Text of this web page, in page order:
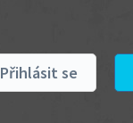
Přihlásit se